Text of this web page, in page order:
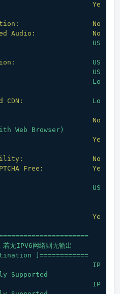
Ye
No
Audio:
No
US
US
US
Lo
Lo
No
Web
Browser)
Ye
No
Free:
Ye
US
Ye
若无IPV6网络则无输出
]============
IP
Supported
IP